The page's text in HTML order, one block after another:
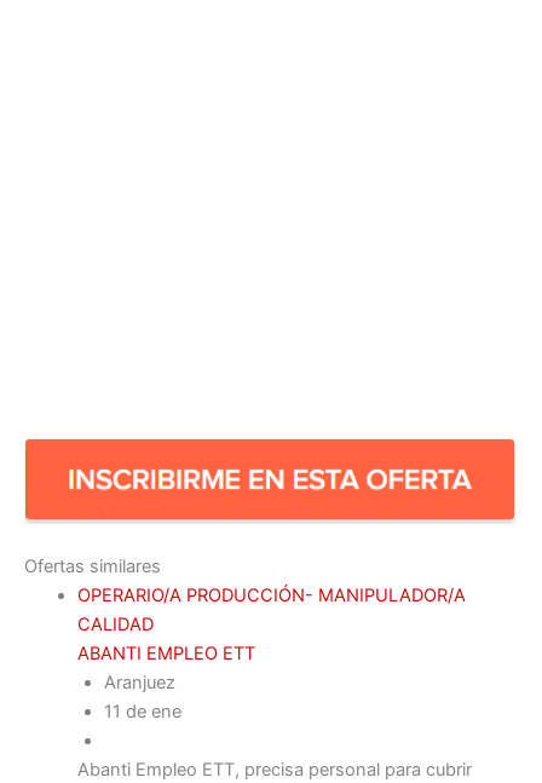
Ofertas similares
OPERARIO/A PRODUCCIÓN- MANIPULADOR/A
CALIDAD
ABANTI EMPLEO ETT
Aranjuez
11 de ene
Abanti Empleo ETT, precisa personal para cubrir